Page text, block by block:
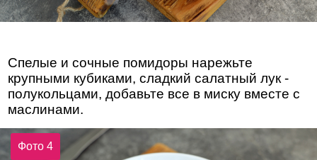
Спелые и сочные помидоры нарежьте
крупными кубиками, сладкий салатный лук -
полукольцами, добавьте все в миску вместе с
маслинами.
Фото 4